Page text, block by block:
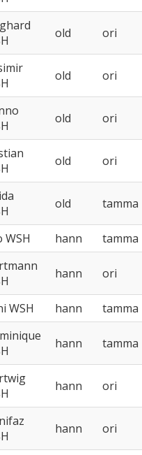
old ori
old ori
old ori
old ori
old tamma
WSH hann tamma
hann ori
WSH hann tamma
hann tamma
hann ori
hann ori